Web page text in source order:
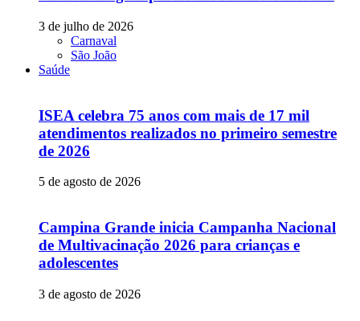
3 de julho de 2026
Carnaval
São João
Saúde
ISEA celebra 75 anos com mais de 17 mil
atendimentos realizados no primeiro semestre
de 2026
5 de agosto de 2026
Campina Grande inicia Campanha Nacional
de Multivacinação 2026 para crianças e
adolescentes
3 de agosto de 2026